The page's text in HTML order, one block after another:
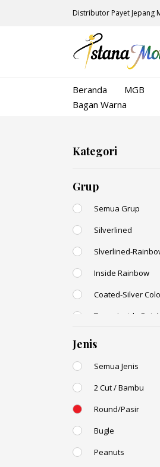
Distributor Payet Jepang
Beranda MGB
Bagan Warna
Kategori
Grup
Semua Grup
Silverlined
Slverlined-
Inside Rainbow
Coated-Silver
Trans-Inside
Jenis
Semua Jenis
2 Cut / Bambu
Round/Pasir
Bugle
Peanuts